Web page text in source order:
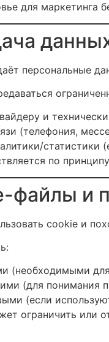
для маркетинга
персональные
и
(телефония,
статистики
по
файлы и
cookie и
(необходимыми
(для понимания
(если
ограничить или